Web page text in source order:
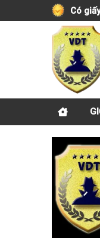
to
Có